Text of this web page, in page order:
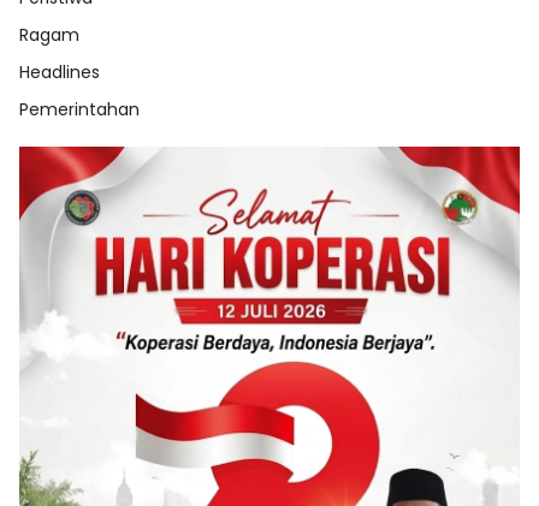
Ragam
Headlines
Pemerintahan